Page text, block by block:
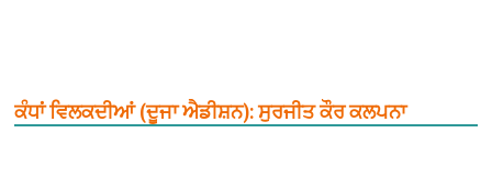
ਕੰਧਾਂ ਵਿਲਕਦੀਆਂ (ਦੂਜਾ ਐਡੀਸ਼ਨ): ਸੁਰਜੀਤ ਕੌਰ ਕਲਪਨਾ